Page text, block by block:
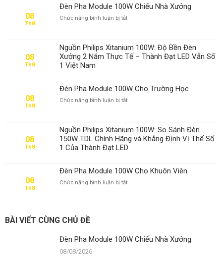
08
Th8
Đèn Pha Module 100W Chiếu Nhà Xưởng
Chức năng bình luận bị tắtở
100W
Chiếu
08
Th8
Nguồn Philips Xitanium 100W: Độ Bền Đèn
Xưởng 2 Năm Thực Tế – Thành Đạt LED Vẫn Số
1 Việt Nam
08
Th8
Đèn Pha Module 100W Cho Trường Học
Chức năng bình luận bị tắtở
100W
Cho
Trường
08
Th8
Nguồn Philips Xitanium 100W: So Sánh Đèn
150W TDL Chính Hãng và Khẳng Định Vị Thế Số
1 Của Thành Đạt LED
08
Th8
Đèn Pha Module 100W Cho Khuôn Viên
Chức năng bình luận bị tắtở
Viên
BÀI VIẾT CÙNG CHỦ ĐỀ
Đèn Pha Module 100W Chiếu Nhà Xưởng
08/08/2026